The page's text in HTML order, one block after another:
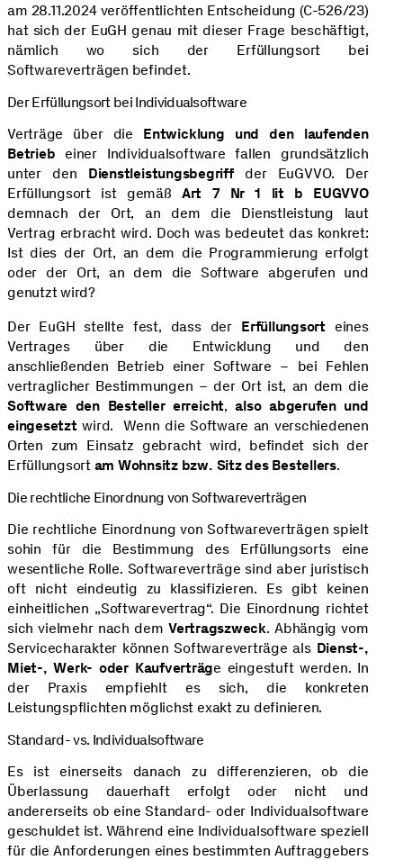
am 28.11.2024 veröffentlichten Entscheidung (C-526/23)
hat sich der EuGH genau mit dieser Frage beschäftigt,
nämlich wo sich der Erfüllungsort bei
Softwareverträgen befindet.
Der Erfüllungsort bei Individualsoftware
Verträge über die Entwicklung und den laufenden
Betrieb einer Individualsoftware fallen grundsätzlich
unter den Dienstleistungsbegriffder EuGVVO. Der
Erfüllungsort ist gemäß Art 7 Nr 1 lit b EUGVVO
demnach der Ort, an dem die Dienstleistung laut
Vertrag erbracht wird. Doch was bedeutet das konkret:
Ist dies der Ort, an dem die Programmierung erfolgt
oder der Ort, an dem die Software abgerufen und
genutzt wird?
Der EuGH stellte fest, dass der Erfüllungsort eines
Vertrages über die Entwicklung und den
anschließenden Betrieb einer Software – bei Fehlen
vertraglicher Bestimmungen – der Ort ist, an dem die
Software den Besteller erreicht,also abgerufen und
eingesetztwird. Wenn die Software an verschiedenen
Orten zum Einsatz gebracht wird, befindet sich der
Erfüllungsort am Wohnsitz bzw. Sitz des Bestellers.
Die rechtliche Einordnung von Softwareverträgen
Die rechtliche Einordnung von Softwareverträgen spielt
sohin für die Bestimmung des Erfüllungsorts eine
wesentliche Rolle. Softwareverträge sind aber juristisch
oft nicht eindeutig zu klassifizieren. Es gibt keinen
einheitlichen „Softwarevertrag“. Die Einordnung richtet
sich vielmehr nach dem Vertragszweck. Abhängig vom
Servicecharakter können Softwareverträge als Dienst-,
Miet-, Werk- oder Kaufverträge eingestuft werden. In
der Praxis empfiehlt es sich, die konkreten
Leistungspflichten möglichst exakt zu definieren.
Standard- vs. Individualsoftware
Es ist einerseits danach zu differenzieren, ob die
Überlassung dauerhaft erfolgt oder nicht und
andererseits ob eine Standard- oder Individualsoftware
geschuldet ist. Während eine Individualsoftware speziell
für die Anforderungen eines bestimmten Auftraggebers